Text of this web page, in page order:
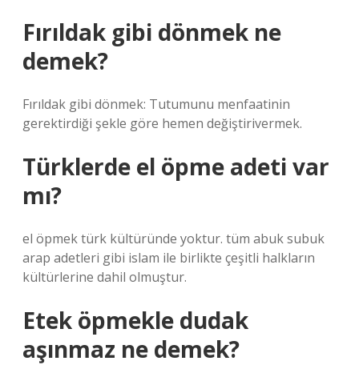
Fırıldak gibi dönmek ne
demek?
Fırıldak gibi dönmek: Tutumunu menfaatinin
gerektirdiği şekle göre hemen değiştirivermek.
Türklerde el öpme adeti var
mı?
el öpmek türk kültüründe yoktur. tüm abuk subuk
arap adetleri gibi islam ile birlikte çeşitli halkların
kültürlerine dahil olmuştur.
Etek öpmekle dudak
aşınmaz ne demek?